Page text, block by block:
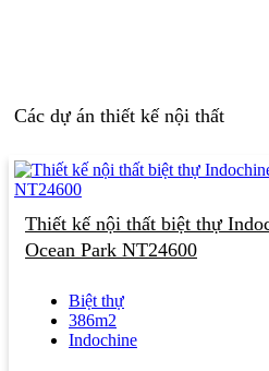
Các dự án thiết kế nội thất
Thiết kế nội thất biệt thự
Ocean Park NT24600
Biệt thự
386m2
Indochine